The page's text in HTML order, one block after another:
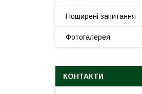
Поширені запитання
Фотогалерея
КОНТАКТИ